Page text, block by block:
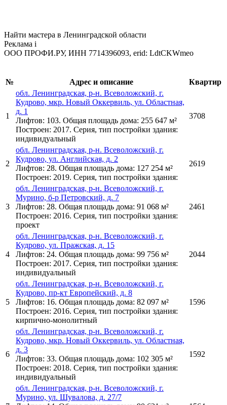
Найти мастера в Ленинградской области
Реклама i
ООО ПРОФИ.РУ, ИНН 7714396093, erid: LdtCKWmeo
№ Адрес и описание Квартир
1
обл. Ленинградская, р-н. Всеволожский, г.
Кудрово, мкр. Новый Оккервиль, ул. Областная,
д. 1
Лифтов: 103. Общая площадь дома: 255 647 м²
Построен: 2017. Серия, тип постройки здания:
индивидуальный
3708
2
обл. Ленинградская, р-н. Всеволожский, г.
Кудрово, ул. Английская, д. 2
Лифтов: 28. Общая площадь дома: 127 254 м²
Построен: 2019. Серия, тип постройки здания:
2619
3
обл. Ленинградская, р-н. Всеволожский, г.
Мурино, б-р Петровский, д. 7
Лифтов: 28. Общая площадь дома: 91 068 м²
Построен: 2016. Серия, тип постройки здания:
проект
2461
4
обл. Ленинградская, р-н. Всеволожский, г.
Кудрово, ул. Пражская, д. 15
Лифтов: 24. Общая площадь дома: 99 756 м²
Построен: 2017. Серия, тип постройки здания:
индивидуальный
2044
5
обл. Ленинградская, р-н. Всеволожский, г.
Кудрово, пр-кт Европейский, д. 8
Лифтов: 16. Общая площадь дома: 82 097 м²
Построен: 2016. Серия, тип постройки здания:
кирпично-монолитный
1596
6
обл. Ленинградская, р-н. Всеволожский, г.
Кудрово, мкр. Новый Оккервиль, ул. Областная,
д. 3
Лифтов: 33. Общая площадь дома: 102 305 м²
Построен: 2018. Серия, тип постройки здания:
индивидуальный
1592
обл. Ленинградская, р-н. Всеволожский, г.
Мурино, ул. Шувалова, д. 27/7